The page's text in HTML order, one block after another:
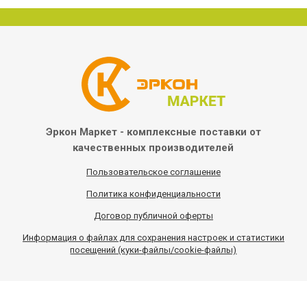
Эркон Маркет - комплексные поставки от
качественных производителей
Пользовательское соглашение
Политика конфиденциальности
Договор публичной оферты
Информация о файлах для сохранения настроек и статистики
посещений (куки-файлы/cookie-файлы)